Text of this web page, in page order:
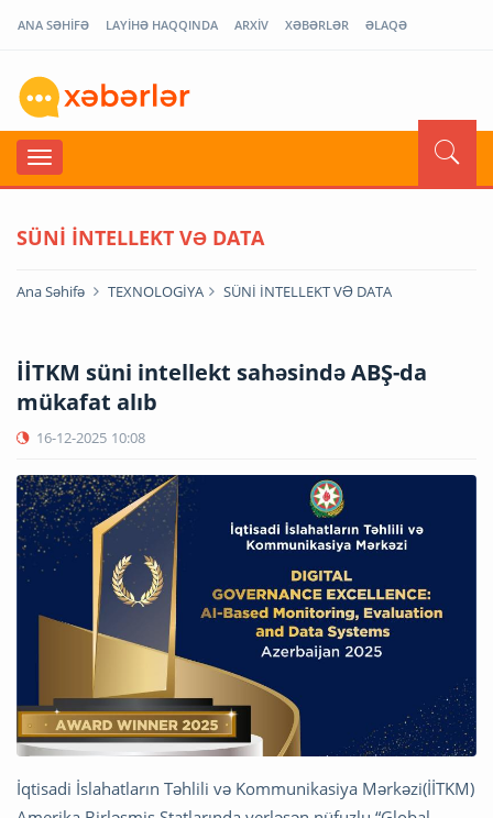
ANA SƏHİFƏ LAYİHƏ HAQQINDA ARXİV XƏBƏRLƏR ƏLAQƏ
SÜNİ İNTELLEKT VƏ DATA
Ana Səhifə TEXNOLOGİYA SÜNİ İNTELLEKT VƏ DATA
İİTKM süni intellekt sahəsində ABŞ-da
mükafat alıb
16-12-2025 10:08
İqtisadi İslahatların Təhlili və Kommunikasiya Mərkəzi(İİTKM)